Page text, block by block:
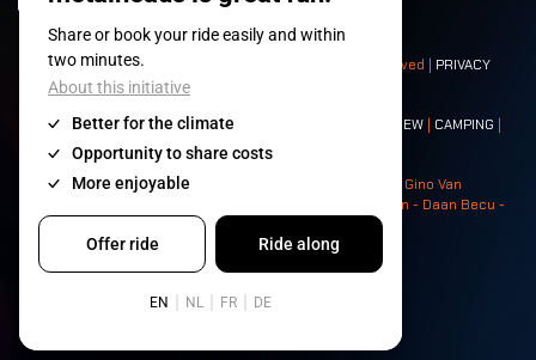
© 2008-2026- Apache Productions VZW – All rights reserved | PRIVACY
POLICY|CONDITIONS GÉNÉRALES
Contact:GENERAL| PARTNERSHIPS CREW CAMPING
NEIGHBOURS
Photos: Ann Kermans - Hans Van Hoof - Eliaz Bruggeman - Gino Van
Lancker - Tim Tronckoe - Elsie Roymans - Stijn Verbruggen - Daan Becu -
Claus Christa - Devid Camerlynck